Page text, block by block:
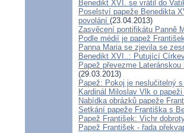
Benedikt XVI. se vrátil do
Poselství papeže Benedikta
povolání (23.04.2013)
Zasvěcení pontifikátu Panně
Podle médií je papež
Panna Maria se zjevila se
Benedikt XVI..: Putující
Papež převezme
(29.03.2013)
Papež: Pokoj je neslučitelný
Kardinál Miloslav Vlk o
Nabídka obrázků papeže
Setkání papeže Františka s
Papež František: Vichr
Papež František - řada